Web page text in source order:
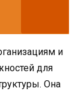
и
для
Она